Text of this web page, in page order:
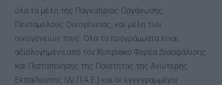
όλα τα μέλη της Παγκύπριας Οργάνωσης
Πενταμελούς Οικογένειας, και μέλη των
οικογενειών τους. Όλα τα προγράμματα είναι
αξιολογημένα από τον Κυπριακό Φορέα Διασφάλισης
και Πιστοποίησης της Ποιότητας της Ανώτερης
Εκπαίδευσης (ΔΙ.Π.Α.Ε.) και οι εγγεγραμμένοι